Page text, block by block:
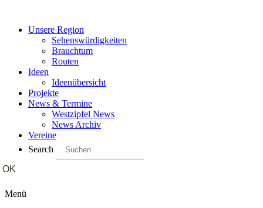
Unsere Region
Sehenswürdigkeiten
Brauchtum
Routen
Ideen
Ideenübersicht
Projekte
News & Termine
Westzipfel News
News Archiv
Vereine
Search
Menü